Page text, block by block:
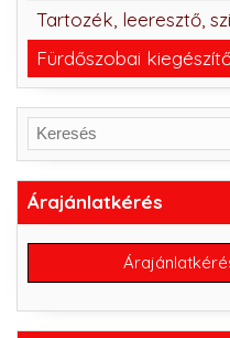
Tartozék, leeresztő,
Fürdőszobai
Árajánlatkérés